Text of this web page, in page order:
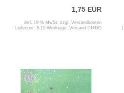
1,75 EUR
inkl. 19 % MwSt. zzgl. Versandkosten
Lieferzeit: 8-10 Werktage, Versand DI+DO